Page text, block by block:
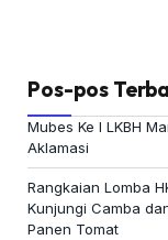
Pos-pos
Mubes Ke I LKBH
Aklamasi
Rangkaian Lomba
Kunjungi Camba
Panen Tomat